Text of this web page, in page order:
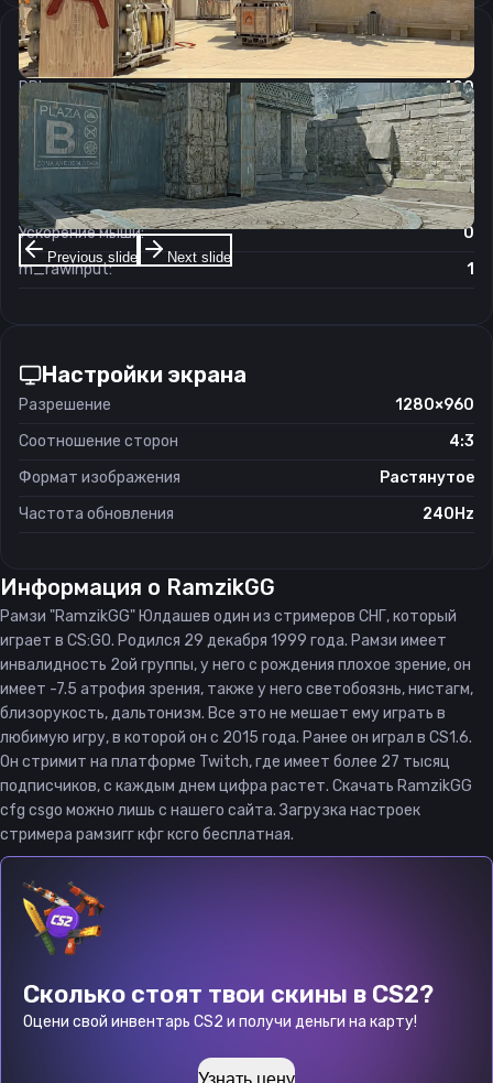
Previous slide Next slide
Настройки мыши
DPI:
400
Чувствительность мыши в игре:
1.5
Чувствительность мыши в зуме:
1.36
Чувствительность мыши в Windows:
6/11
Ускорение мыши:
0
m_rawinput:
1
Настройки экрана
Разрешение
1280×960
Соотношение сторон
4:3
Формат изображения
Растянутое
Частота обновления
240Hz
Информация о RamzikGG
Рамзи "RamzikGG" Юлдашев один из стримеров СНГ, который
играет в CS:GO. Родился 29 декабря 1999 года. Рамзи имеет
инвалидность 2ой группы, у него с рождения плохое зрение, он
имеет -7.5 атрофия зрения, также у него светобоязнь, нистагм,
близорукость, дальтонизм. Все это не мешает ему играть в
любимую игру, в которой он с 2015 года. Ранее он играл в CS1.6.
Он стримит на платформе Twitch, где имеет более 27 тысяц
подписчиков, с каждым днем цифра растет. Скачать RamzikGG
cfg csgo можно лишь с нашего сайта. Загрузка настроек
стримера рамзигг кфг ксго бесплатная.
Сколько стоят твои скины в CS2?
Оцени свой инвентарь CS2 и получи деньги на карту!
Узнать цену